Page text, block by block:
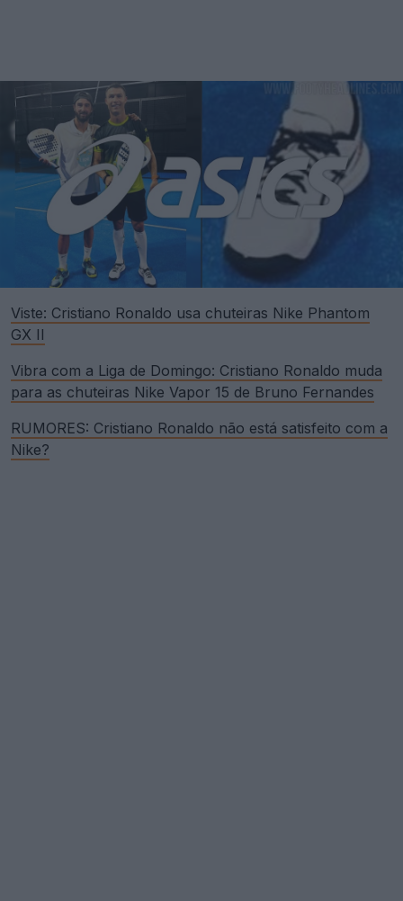
Viste: Cristiano Ronaldo usa chuteiras Nike Phantom
GX II
Vibra com a Liga de Domingo: Cristiano Ronaldo muda
para as chuteiras Nike Vapor 15 de Bruno Fernandes
RUMORES: Cristiano Ronaldo não está satisfeito com a
Nike?